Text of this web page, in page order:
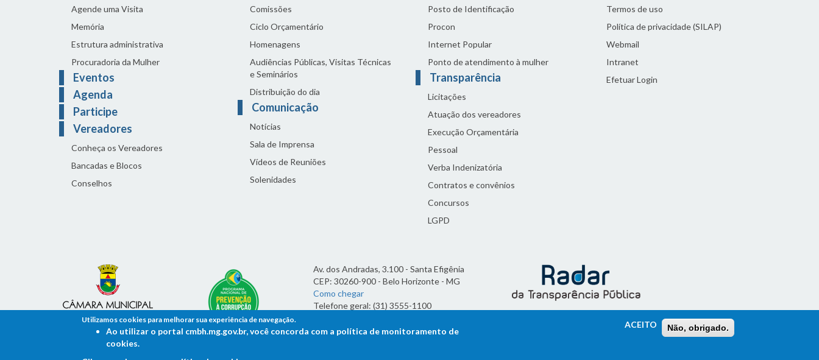
Agende uma Visita
Memória
Estrutura administrativa
Procuradoria da Mulher
Eventos
Agenda
Participe
Vereadores
Conheça os Vereadores
Bancadas e Blocos
Conselhos
Comissões
Ciclo Orçamentário
Homenagens
Audiências Públicas, Visitas Técnicas
e Seminários
Distribuição do dia
Comunicação
Notícias
Sala de Imprensa
Vídeos de Reuniões
Solenidades
Posto de Identificação
Procon
Internet Popular
Ponto de atendimento à mulher
Transparência
Licitações
Atuação dos vereadores
Execução Orçamentária
Pessoal
Verba Indenizatória
Contratos e convênios
Concursos
LGPD
Termos de uso
Política de privacidade (SILAP)
Webmail
Intranet
Efetuar Login
Av. dos Andradas, 3.100 - Santa Efigênia
CEP: 30260-900 - Belo Horizonte - MG
Como chegar
Telefone geral: (31) 3555-1100
7h às 19h
Utilizamos cookies para melhorar sua experiência de navegação.
Ao utilizar o portal cmbh.mg.gov.br, você concorda com a política de monitoramento de
cookies.
ACEITO Não, obrigado.